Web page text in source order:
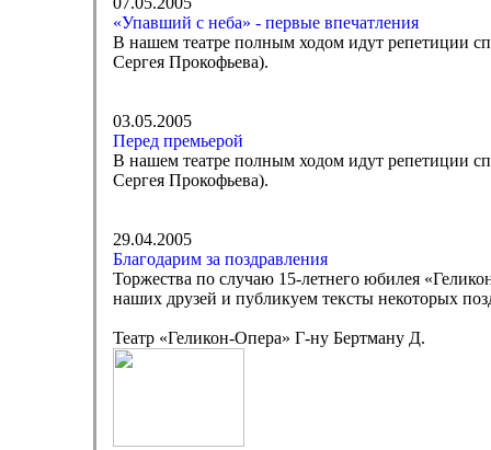
«Упавший с неба» - первые впечатления
В нашем театре полным ходом идут репетиции
Сергея Прокофьева).
03.05.2005
Перед премьерой
В нашем театре полным ходом идут репетиции
Сергея Прокофьева).
29.04.2005
Благодарим за поздравления
Торжества по случаю 15-летнего юбилея
наших друзей и публикуем тексты некоторых
Театр «Геликон-Опера» Г-ну Бертману Д.